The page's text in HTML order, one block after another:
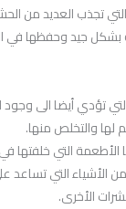
تجذب العديد من
بشكل جيد وحفظها في
تؤدي أيضا الى وجود
لها والتخلص منها.
الأطعمة التي خلفتها
الأشياء التي
الأخرى.